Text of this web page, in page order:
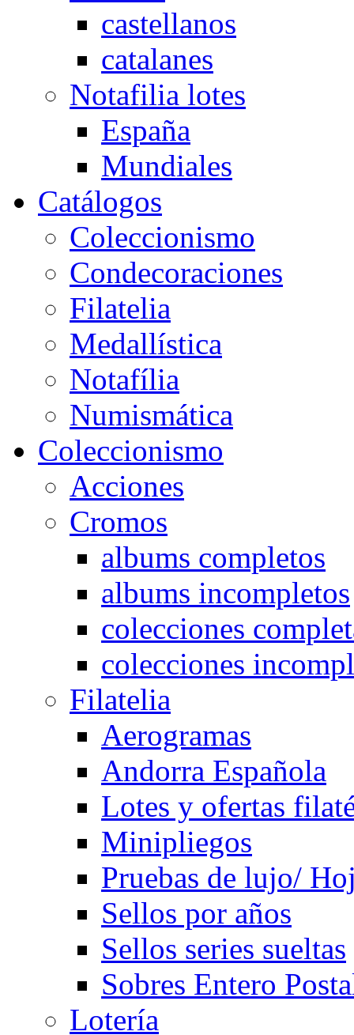
castellanos
catalanes
Notafilia lotes
España
Mundiales
Catálogos
Coleccionismo
Condecoraciones
Filatelia
Medallística
Notafília
Numismática
Coleccionismo
Acciones
Cromos
albums completos
albums incompletos
colecciones
colecciones
Filatelia
Aerogramas
Andorra Española
Lotes y ofertas
Minipliegos
Pruebas de lujo/
Sellos por años
Sellos series sueltas
Sobres Entero
Lotería